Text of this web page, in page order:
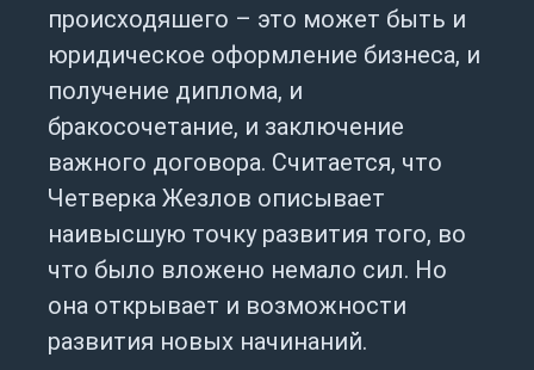
происходяшего – это может быть и
юридическое оформление бизнеса, и
получение диплома, и
бракосочетание, и заключение
важного договора. Считается, что
Четверка Жезлов описывает
наивысшую точку развития того, во
что было вложено немало сил. Но
она открывает и возможности
развития новых начинаний.